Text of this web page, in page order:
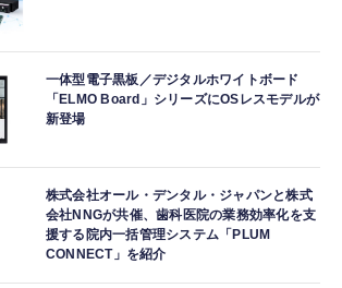
一体型電子黒板／デジタルホワイトボード
「ELMO Board」シリーズにOSレスモデルが
新登場
株式会社オール・デンタル・ジャパンと株式
会社NNGが共催、歯科医院の業務効率化を支
援する院内一括管理システム「PLUM
CONNECT」を紹介